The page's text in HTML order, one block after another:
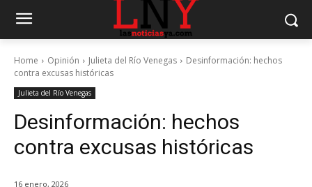
Home Opinión Julieta del Río Venegas
Desinformación: hechos
contra excusas históricas
Julieta del Río Venegas
Desinformación: hechos
contra excusas históricas
16 enero, 2026